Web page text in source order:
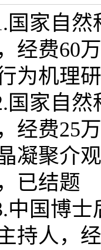
国家自然
经费60
为机理
国家自然
经费25
凝聚介
已结题
中国博士
持人，